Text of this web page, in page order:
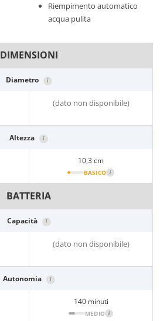
Riempimento automatico
acqua pulita
DIMENSIONI
Diametro i
(dato non disponibile)
Altezza i
10,3 cm
BASICO i
BATTERIA
Capacità i
(dato non disponibile)
Autonomia i
140 minuti
MEDIO i